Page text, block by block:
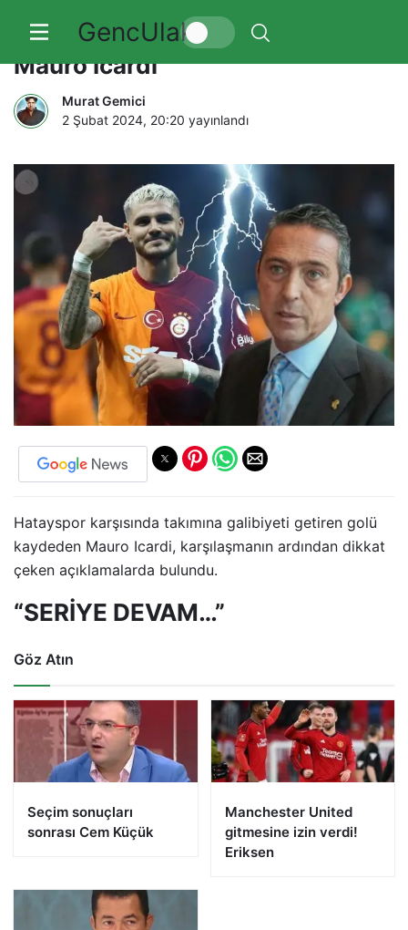
GencUlak
Hatayspor maçının kahramanı
Mauro Icardi
Murat Gemici
2 Şubat 2024, 20:20 yayınlandı
Hatayspor karşısında takımına galibiyeti getiren golü
kaydeden Mauro Icardi, karşılaşmanın ardından dikkat
çeken açıklamalarda bulundu.
“SERİYE DEVAM…”
Göz Atın
Seçim sonuçları
sonrası Cem Küçük
Manchester United
gitmesine izin verdi!
Eriksen